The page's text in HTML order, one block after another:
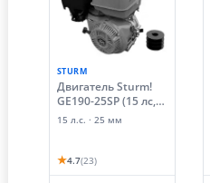
STURM
Двигатель Sturm!
GE190-25SP (15 лс,
25 мм)
15 л.с. · 25 мм
★4.7(23)